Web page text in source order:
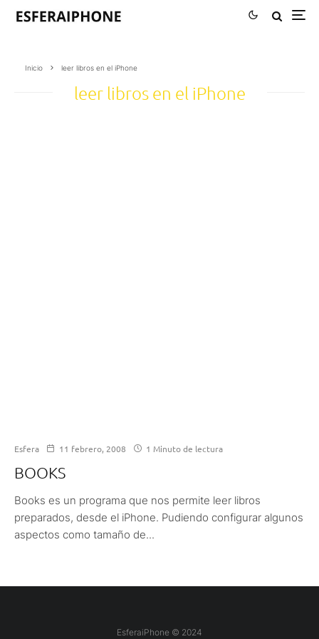
Inicio leer libros en el iPhone
leer libros en el iPhone
Esfera 11 febrero, 2008 1 Minuto de lectura
BOOKS
Books es un programa que nos permite leer libros
preparados, desde el iPhone. Pudiendo configurar algunos
aspectos como tamaño de...
EsferaiPhone © 2024